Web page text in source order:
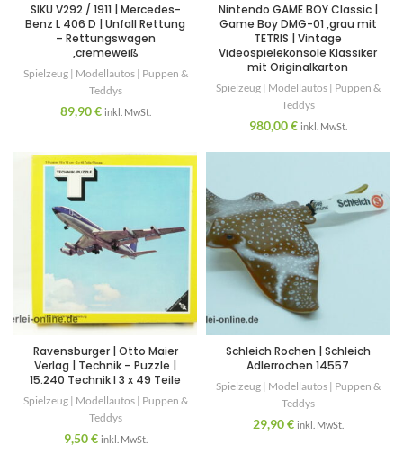
SIKU V292 / 1911 | Mercedes-
Benz L 406 D | Unfall Rettung
– Rettungswagen
,cremeweiß
Spielzeug | Modellautos | Puppen &
Teddys
89,90€ inkl. MwSt.
Nintendo GAME BOY Classic |
Game Boy DMG-01 ,grau mit
TETRIS | Vintage
Videospielekonsole Klassiker
mit Originalkarton
Spielzeug | Modellautos | Puppen &
Teddys
980,00€ inkl. MwSt.
Ravensburger | Otto Maier
Verlag | Technik – Puzzle |
15.240 Technik I 3 x 49 Teile
Spielzeug | Modellautos | Puppen &
Teddys
9,50€ inkl. MwSt.
Schleich Rochen | Schleich
Adlerrochen 14557
Spielzeug | Modellautos | Puppen &
Teddys
29,90€ inkl. MwSt.